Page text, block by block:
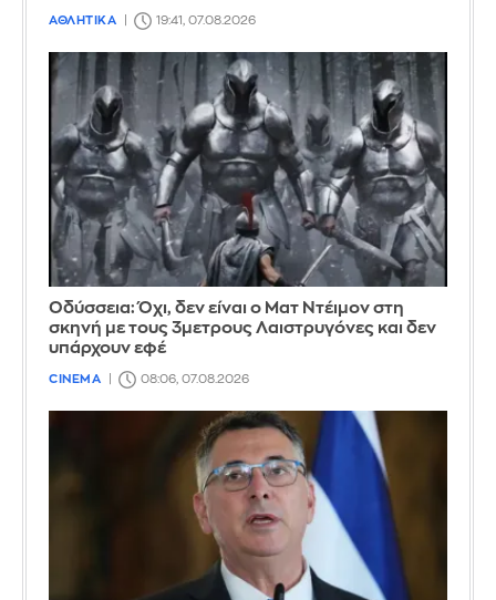
ΑΘΛΗΤΙΚΑ 19:41, 07.08.2026
Οδύσσεια: Όχι, δεν είναι ο Ματ Ντέιμον στη
σκηνή με τους 3μετρους Λαιστρυγόνες και δεν
υπάρχουν εφέ
CINEMA 08:06, 07.08.2026